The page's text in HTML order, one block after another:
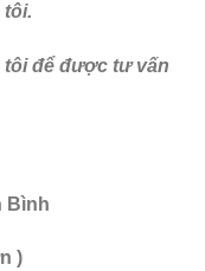
tôi.
để được tư vấn
Bình
)